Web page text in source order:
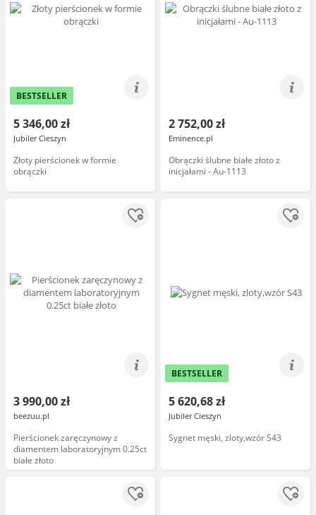
BESTSELLER
5 346,00 zł
Jubiler Cieszyn
Złoty pierścionek w formie
obrączki
2 752,00 zł
Eminence.pl
Obrączki ślubne białe złoto z
inicjałami - Au-1113
3 990,00 zł
beezuu.pl
Pierścionek zaręczynowy z
diamentem laboratoryjnym 0.25ct
białe złoto
BESTSELLER
5 620,68 zł
Jubiler Cieszyn
Sygnet męski, zloty,wzór S43